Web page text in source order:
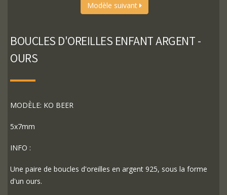
Modèle suivant
BOUCLES D'OREILLES ENFANT ARGENT -
OURS
MODÈLE: KO BEER
5x7mm
INFO :
Une paire de boucles d'oreilles en argent 925, sous la forme
d'un ours.